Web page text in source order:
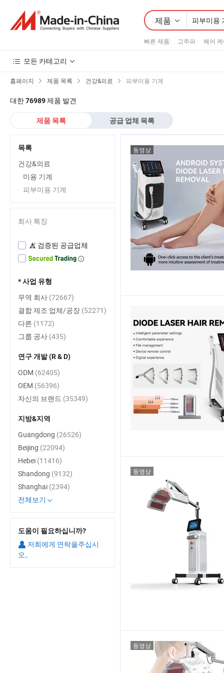
제품
빠른 제품: 고주파 헤어
모든 카테고리
홈페이지 제품 목록 건강&의료 피부미용 기계
대한76989제품 발견
제품 목록 공급 업체 목록
동영상
동영상
동영상
목록
건강&의료
미용 기계
피부미용 기계
회사 특징
검증된 공급업체
* 사업 유형
무역 회사 (72667)
결합 제조 업체/공장 (52271)
다른 (1172)
그룹 공사 (435)
연구 개발 (R & D)
ODM (62405)
OEM (56396)
자신의 브랜드 (35349)
지방&지역
Guangdong (26526)
Beijing (22094)
Hebei (11416)
Shandong (9132)
Shanghai (2394)
전체보기
도움이 필요하십니까?
저희에게 연락을주십시
오。